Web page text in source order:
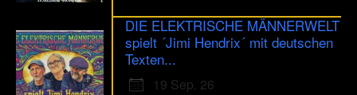
DIE ELEKTRISCHE MÄNNERWELT
spielt ´Jimi Hendrix´ mit deutschen
Texten...
19 Sep. 26